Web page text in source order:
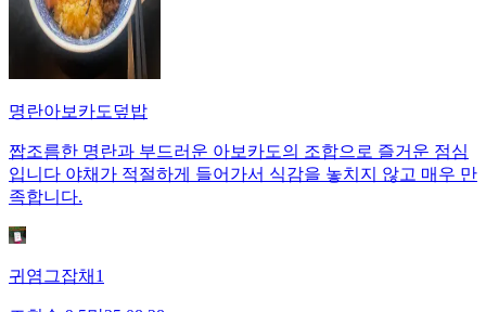
명란아보카도덮밥
짭조름한 명란과 부드러운 아보카도의 조합으로 즐거운 점심
입니다 야채가 적절하게 들어가서 식감을 놓치지 않고 매우 만
족합니다.
귀염그잡채1